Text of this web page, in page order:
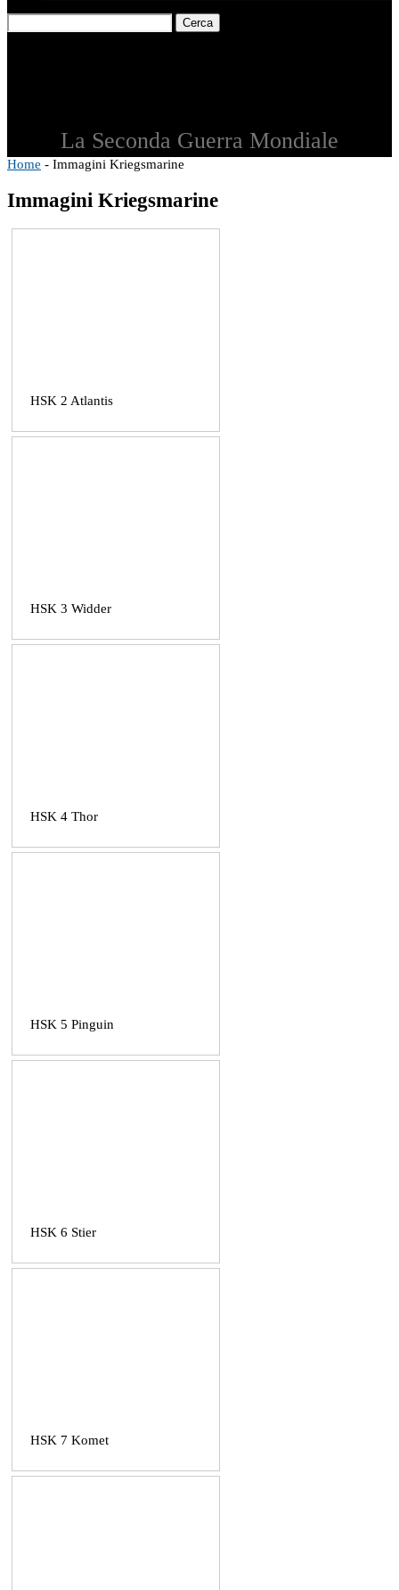
Cerca
La Seconda Guerra Mondiale
Home - Immagini Kriegsmarine
Immagini Kriegsmarine
HSK 2 Atlantis
HSK 3 Widder
HSK 4 Thor
HSK 5 Pinguin
HSK 6 Stier
HSK 7 Komet